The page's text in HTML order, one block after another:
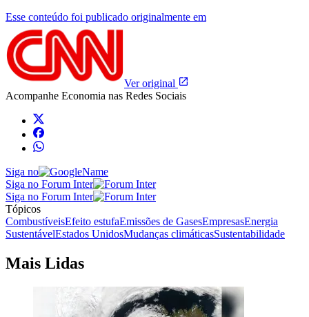
Esse conteúdo foi publicado originalmente em
Ver original
Acompanhe Economia nas Redes Sociais
Siga no
Siga no Forum Inter
Siga no Forum Inter
Tópicos
CombustíveisEfeito estufaEmissões de GasesEmpresasEnergia
SustentávelEstados UnidosMudanças climáticasSustentabilidade
Mais Lidas